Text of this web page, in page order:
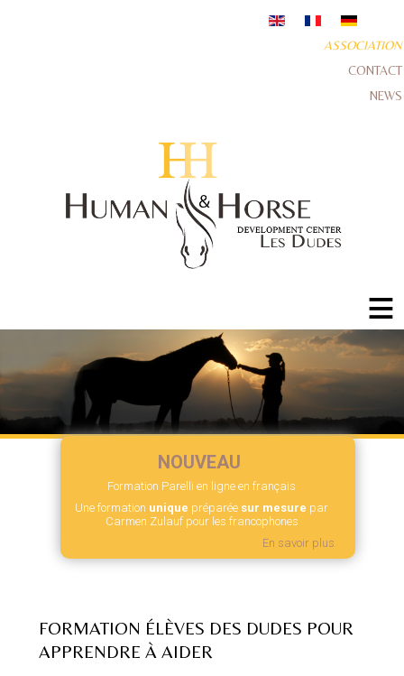
ASSOCIATION
CONTACT
NEWS
≡
NOUVEAU
Formation Parelli en ligne en français
Une formation unique préparée sur mesure par
Carmen Zulauf pour les francophones
En savoir plus
FORMATION ÉLÈVES DES DUDES POUR
APPRENDRE À AIDER